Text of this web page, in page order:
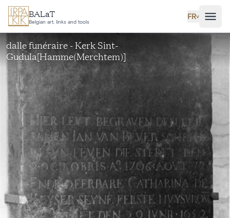
Aller au contenu principal
BALaT
Belgian art, links and tools
FR˅
dalle funéraire - Kerk Sint-
Gudula[Hamme(Merchtem)]